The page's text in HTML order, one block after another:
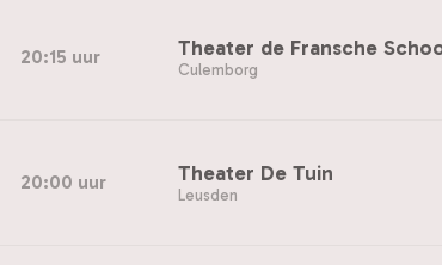
20:15 uur Theater de Fransche
Culemborg
20:00 uur Theater De Tuin
Leusden